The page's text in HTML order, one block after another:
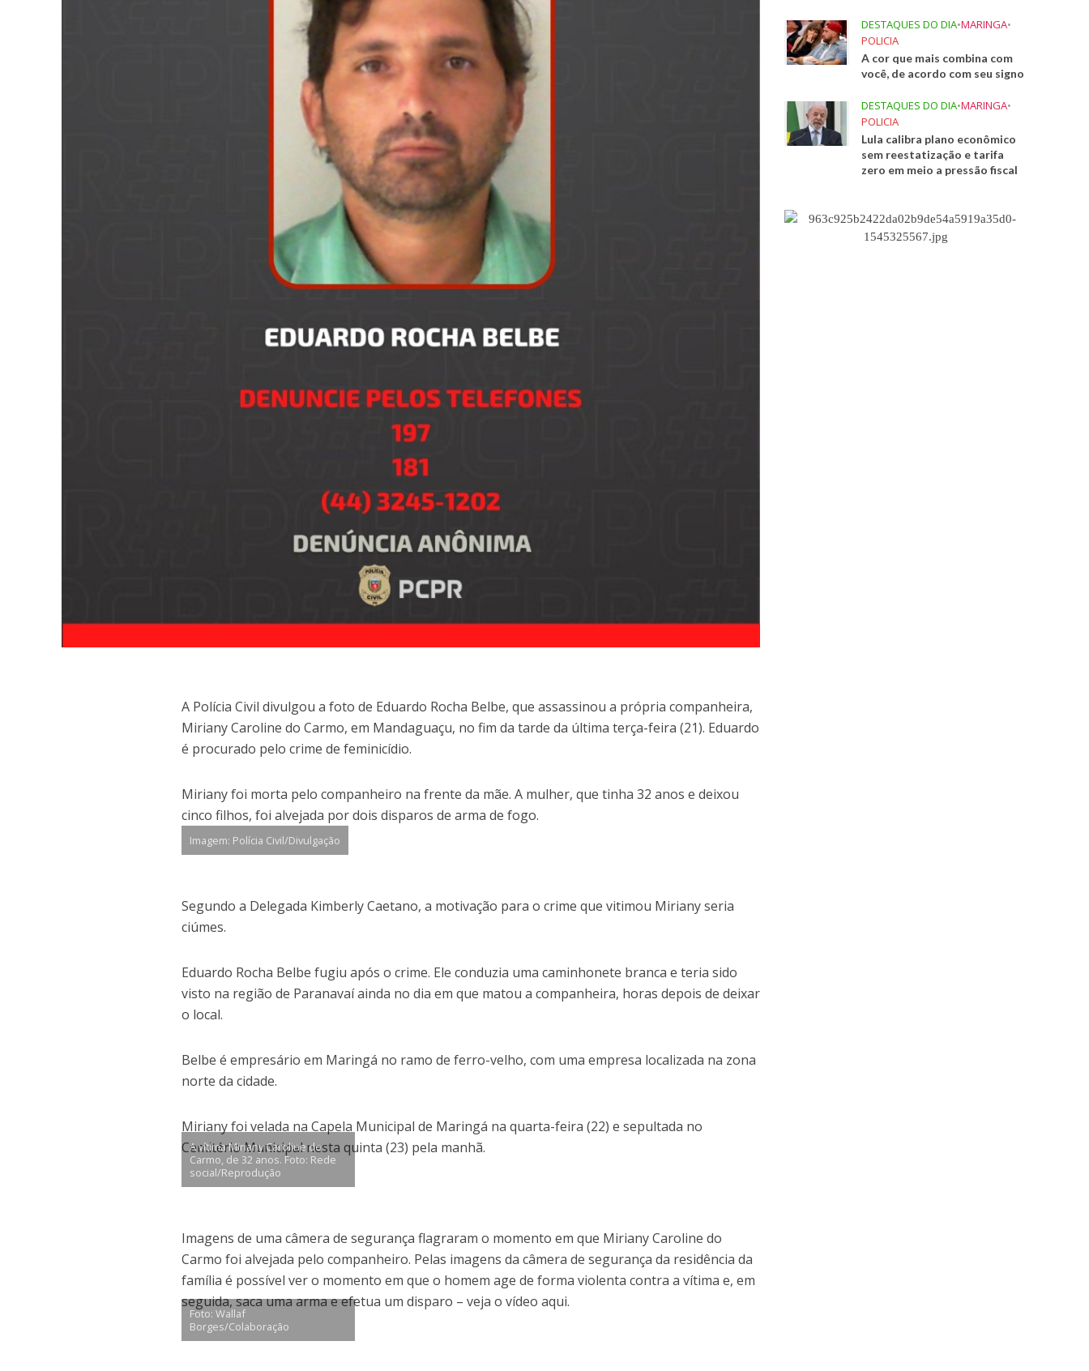
A Polícia Civil divulgou a foto de Eduardo Rocha Belbe, que assassinou a própria companheira,
Miriany Caroline do Carmo, em Mandaguaçu, no fim da tarde da última terça-feira (21). Eduardo
é procurado pelo crime de feminicídio.
Miriany foi morta pelo companheiro na frente da mãe. A mulher, que tinha 32 anos e deixou
cinco filhos, foi alvejada por dois disparos de arma de fogo.
Imagem: Polícia Civil/Divulgação
Segundo a Delegada Kimberly Caetano, a motivação para o crime que vitimou Miriany seria
ciúmes.
Eduardo Rocha Belbe fugiu após o crime. Ele conduzia uma caminhonete branca e teria sido
visto na região de Paranavaí ainda no dia em que matou a companheira, horas depois de deixar
o local.
Belbe é empresário em Maringá no ramo de ferro-velho, com uma empresa localizada na zona
norte da cidade.
Miriany foi velada na Capela Municipal de Maringá na quarta-feira (22) e sepultada no
Cemitério Municipal nesta quinta (23) pela manhã.
A vítima Miriany Caroline do
Carmo, de 32 anos. Foto: Rede
social/Reprodução
Imagens de uma câmera de segurança flagraram o momento em que Miriany Caroline do
Carmo foi alvejada pelo companheiro. Pelas imagens da câmera de segurança da residência da
família é possível ver o momento em que o homem age de forma violenta contra a vítima e, em
seguida, saca uma arma e efetua um disparo – veja o vídeo aqui.
Foto: Wallaf
Borges/Colaboração
DESTAQUES DO DIA•MARINGA•
POLICIA
A cor que mais combina com
você, de acordo com seu signo
DESTAQUES DO DIA•MARINGA•
POLICIA
Lula calibra plano econômico
sem reestatização e tarifa
zero em meio a pressão fiscal